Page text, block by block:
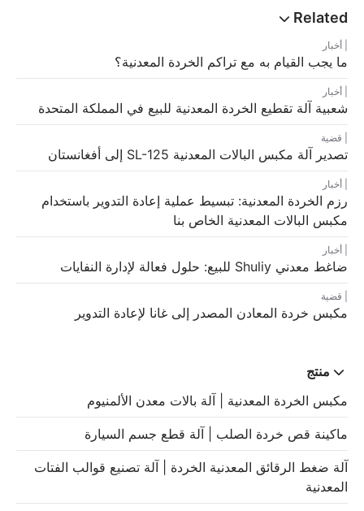
أخبار
ما يجب القيام به مع تراكم الخردة المعدنية؟
أخبار
شعبية آلة تقطيع الخردة المعدنية للبيع في المملكة المتحدة
قضية
تصدير آلة مكبس البالات المعدنية SL-125 إلى أفغانستان
أخبار
رزم الخردة المعدنية: تبسيط عملية إعادة التدوير باستخدام
مكبس البالات المعدنية الخاص بنا
أخبار
ضاغط معدني Shuliy للبيع: حلول فعالة لإدارة النفايات
قضية
مكبس خردة المعادن المصدر إلى غانا لإعادة التدوير
منتج
مكبس الخردة المعدنية | آلة بالات معدن الألمنيوم
ماكينة قص خردة الصلب | آلة قطع جسم السيارة
آلة ضغط الرقائق المعدنية الخردة | آلة تصنيع قوالب الفتات
المعدنية